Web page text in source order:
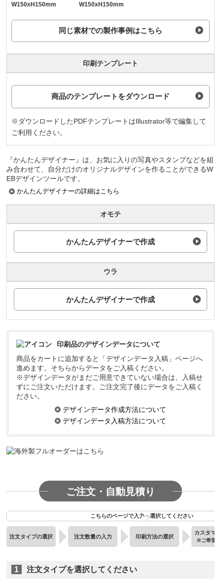
W150xH150mm W150xH150mm
同じ素材での製作事例はこちら
印刷テンプレート
商品のテンプレートをダウンロード
※ダウンロードしたPDFテンプレートはIllustrator等で編集して
ご利用ください。
『かんたんデザイナー』は、お気に入りの写真やスタンプなどを組
み合わせて、自分だけのオリジナルデザインを作ることができるW
EBデザインツールです。
かんたんデザイナーの詳細はこちら
オモテ
かんたんデザイナーで作成
ウラ
かんたんデザイナーで作成
印刷品のデザインデータについて
商品をカートに追加すると「デザインデータ入稿」ページへ
進めます。そちらからデータをご入稿ください。
※デザインデータがまだご用意できていない場合は、入稿せ
ずにご注文いただけます。ご注文完了後にデータをご入稿く
ださい。
デザインデータ作成方法について
デザインデータ入稿方法について
ご注文・自動見積り
こちらのページで入力・選択してください
注文タイプの選択 注文数量の入力 印刷方法の選択
カスタマ
※ご希望
1 注文タイプを選択してください